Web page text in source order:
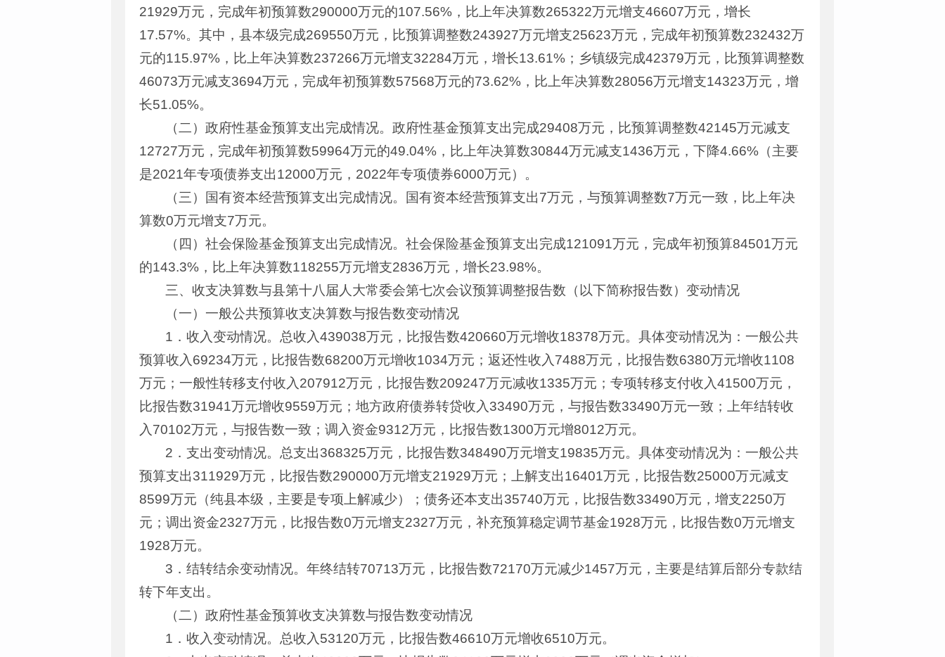
21929万元，完成年初预算数290000万元的107.56%，比上年决算数265322万元增支46607万元，增长
17.57%。其中，县本级完成269550万元，比预算调整数243927万元增支25623万元，完成年初预算数232432万
元的115.97%，比上年决算数237266万元增支32284万元，增长13.61%；乡镇级完成42379万元，比预算调整数
46073万元减支3694万元，完成年初预算数57568万元的73.62%，比上年决算数28056万元增支14323万元，增
长51.05%。
（二）政府性基金预算支出完成情况。政府性基金预算支出完成29408万元，比预算调整数42145万元减支
12727万元，完成年初预算数59964万元的49.04%，比上年决算数30844万元减支1436万元，下降4.66%（主要
是2021年专项债券支出12000万元，2022年专项债券6000万元）。
（三）国有资本经营预算支出完成情况。国有资本经营预算支出7万元，与预算调整数7万元一致，比上年决
算数0万元增支7万元。
（四）社会保险基金预算支出完成情况。社会保险基金预算支出完成121091万元，完成年初预算84501万元
的143.3%，比上年决算数118255万元增支2836万元，增长23.98%。
三、收支决算数与县第十八届人大常委会第七次会议预算调整报告数（以下简称报告数）变动情况
（一）一般公共预算收支决算数与报告数变动情况
1．收入变动情况。总收入439038万元，比报告数420660万元增收18378万元。具体变动情况为：一般公共
预算收入69234万元，比报告数68200万元增收1034万元；返还性收入7488万元，比报告数6380万元增收1108
万元；一般性转移支付收入207912万元，比报告数209247万元减收1335万元；专项转移支付收入41500万元，
比报告数31941万元增收9559万元；地方政府债券转贷收入33490万元，与报告数33490万元一致；上年结转收
入70102万元，与报告数一致；调入资金9312万元，比报告数1300万元增8012万元。
2．支出变动情况。总支出368325万元，比报告数348490万元增支19835万元。具体变动情况为：一般公共
预算支出311929万元，比报告数290000万元增支21929万元；上解支出16401万元，比报告数25000万元减支
8599万元（纯县本级，主要是专项上解减少）；债务还本支出35740万元，比报告数33490万元，增支2250万
元；调出资金2327万元，比报告数0万元增支2327万元，补充预算稳定调节基金1928万元，比报告数0万元增支
1928万元。
3．结转结余变动情况。年终结转70713万元，比报告数72170万元减少1457万元，主要是结算后部分专款结
转下年支出。
（二）政府性基金预算收支决算数与报告数变动情况
1．收入变动情况。总收入53120万元，比报告数46610万元增收6510万元。